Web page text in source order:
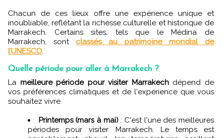
Chacun de ces lieux offre une expérience unique et
inoubliable, reflétant la richesse culturelle et historique de
Marrakech. Certains sites, tels que le Médina de
Marrakech, sont classés au patrimoine mondial de
l’UNESCO.
Quelle période pour aller à Marrakech ?
La meilleure période pour visiter Marrakech dépend de
vos préférences climatiques et de l'expérience que vous
souhaitez vivre.
Printemps (mars à mai): C'est l'une des meilleures
périodes pour visiter Marrakech. Le temps est